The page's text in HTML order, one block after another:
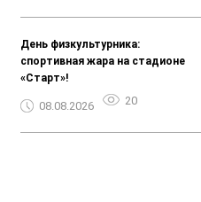
День физкультурника:
спортивная жара на стадионе
«Старт»!
08.08.2026 20